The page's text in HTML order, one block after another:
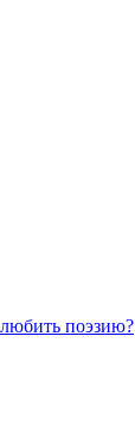
поэзию?